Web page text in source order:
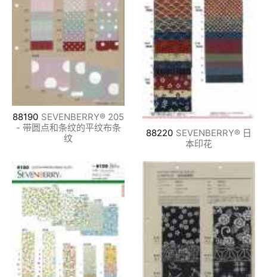
88190 SEVENBERRY® 205
- 带圆点和条纹的平纹布条
纹
88220 SEVENBERRY® 日
本印花